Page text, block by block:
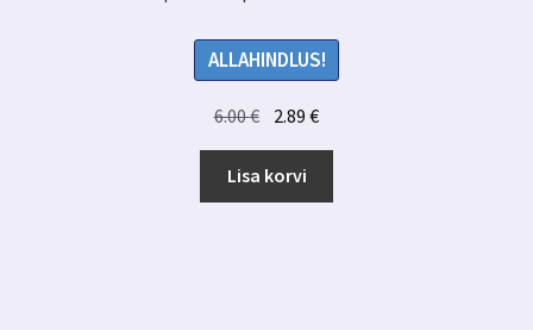
ALLAHINDLUS!
6.00€ Algne
oli:
6.00 €.
2.89€Praegune
2.89 €.
Lisa korvi